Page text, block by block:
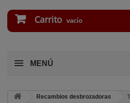
Carrito vacío
MENÚ
Recambios desbrozadoras